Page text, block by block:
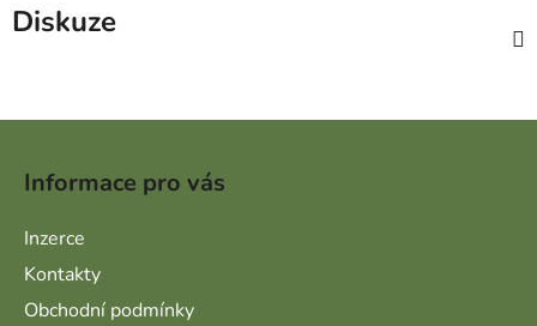
Diskuze
Informace pro vás
Inzerce
Kontakty
Obchodní podmínky